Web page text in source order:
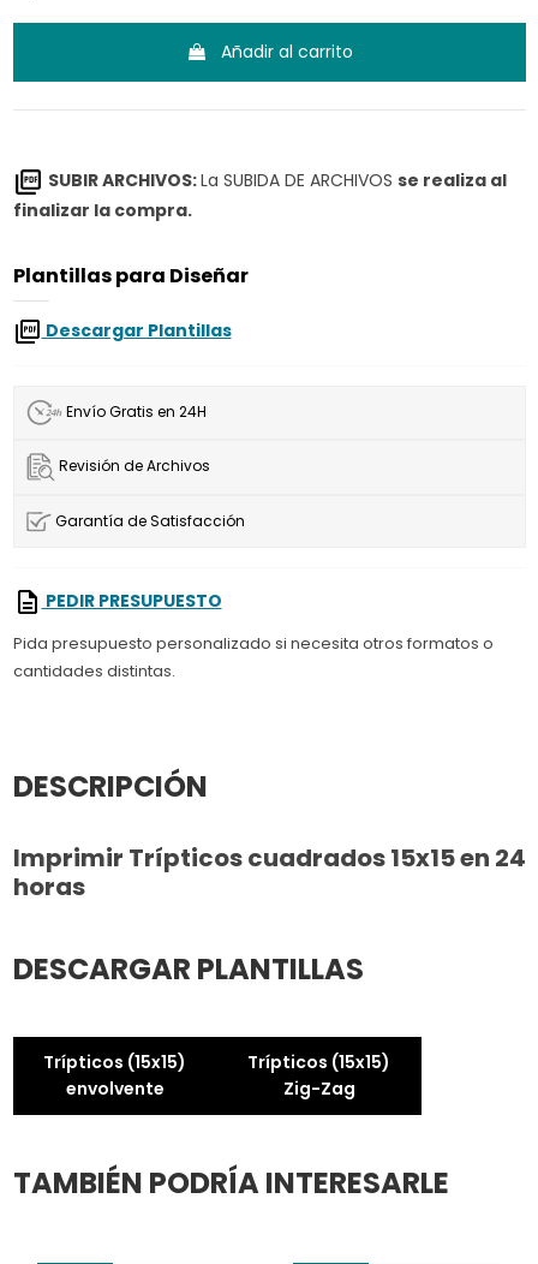
Añadir al carrito
SUBIR ARCHIVOS:La SUBIDA DE ARCHIVOS se realiza al
finalizar la compra.
Plantillas para Diseñar
Descargar Plantillas
Envío Gratis en 24H
Revisión de Archivos
Garantía de Satisfacción
PEDIR PRESUPUESTO
Pida presupuesto personalizado si necesita otros formatos o
cantidades distintas.
DESCRIPCIÓN
Imprimir Trípticos cuadrados 15x15 en 24
horas
DESCARGAR PLANTILLAS
Trípticos (15x15)
envolvente
Trípticos (15x15)
Zig-Zag
TAMBIÉN PODRÍA INTERESARLE